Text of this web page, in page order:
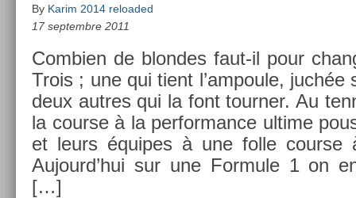
By Karim 2014 reloaded
17 septembre 2011
Com­bi­en de blon­des faut-il pour
Trois ; une qui tient l’am­poule, juchée
deux aut­res qui la font tourn­er. Au
la co­ur­se à la per­for­mance ul­time
et leurs équipes à une folle co­ur­se
Aujourd’hui sur une For­mule 1 on
[…]